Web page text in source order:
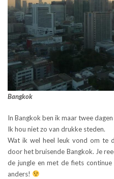
Bangkok
In Bangkok ben ik maar twee
Ik hou niet zo van drukke steden.
Wat ik wel heel leuk vond om te
door het bruisende Bangkok. Je
de jungle en met de fiets
anders!